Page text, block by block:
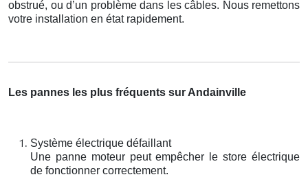
obstrué, ou d’un problème dans les câbles. Nous remettons
votre installation en état rapidement.
Les pannes les plus fréquents sur Andainville
Système électrique défaillant
Une panne moteur peut empêcher le store électrique
de fonctionner correctement.